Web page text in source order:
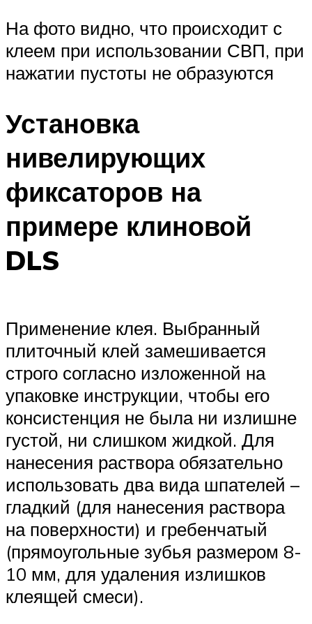
На фото видно, что происходит с
клеем при использовании СВП, при
нажатии пустоты не образуются
Установка
нивелирующих
фиксаторов на
примере клиновой
DLS
Применение клея. Выбранный
плиточный клей замешивается
строго согласно изложенной на
упаковке инструкции, чтобы его
консистенция не была ни излишне
густой, ни слишком жидкой. Для
нанесения раствора обязательно
использовать два вида шпателей –
гладкий (для нанесения раствора
на поверхности) и гребенчатый
(прямоугольные зубья размером 8-
10 мм, для удаления излишков
клеящей смеси).